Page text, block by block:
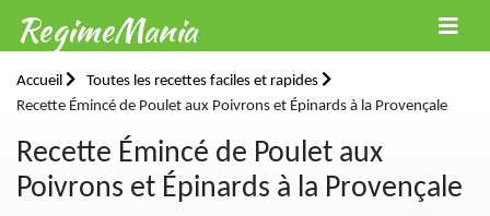
RegimeMania
Accueil
Toutes les recettes faciles et rapides
Recette Émincé de Poulet aux Poivrons et Épinards à la Provençale
Recette Émincé de Poulet aux
Poivrons et Épinards à la Provençale